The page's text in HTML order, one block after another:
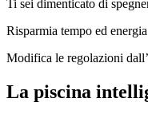
Ti sei dimenticato di
Risparmia tempo ed energia
Modifica le regolazioni
La piscina